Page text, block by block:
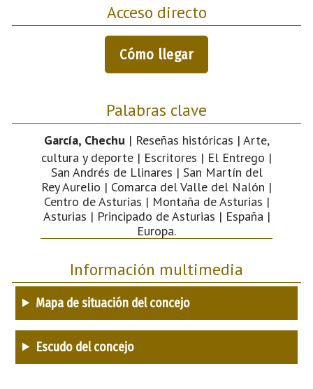
Acceso directo
Cómo llegar
Palabras clave
García, Chechu | Reseñas históricas | Arte,
cultura y deporte | Escritores | El Entrego |
San Andrés de Llinares | San Martín del
Rey Aurelio | Comarca del Valle del Nalón |
Centro de Asturias | Montaña de Asturias |
Asturias | Principado de Asturias | España |
Europa.
Información multimedia
Mapa de situación del concejo
Escudo del concejo